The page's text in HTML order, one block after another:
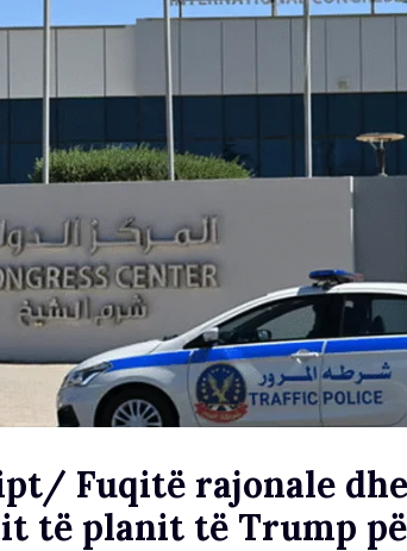
Fuqitë rajonale
të planit të Trump